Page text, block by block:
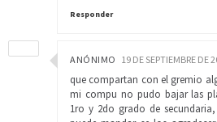
Responder
ANÓNIMO 19 DE SEPTIEMBRE DE
que compartan con el gremio
mi compu no pudo bajar las
1ro y 2do grado de